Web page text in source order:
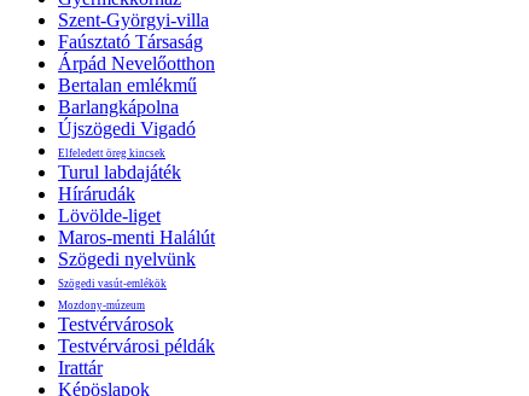
Szent-Györgyi-villa
Faúsztató Társaság
Árpád Nevelőotthon
Bertalan emlékmű
Barlangkápolna
Újszögedi Vigadó
Elfeledett öreg kincsek
Turul labdajáték
Hírárudák
Lövölde-liget
Maros-menti Halálút
Szögedi nyelvünk
Szögedi vasút-emlékök
Mozdony-múzeum
Testvérvárosok
Testvérvárosi példák
Irattár
Képöslapok